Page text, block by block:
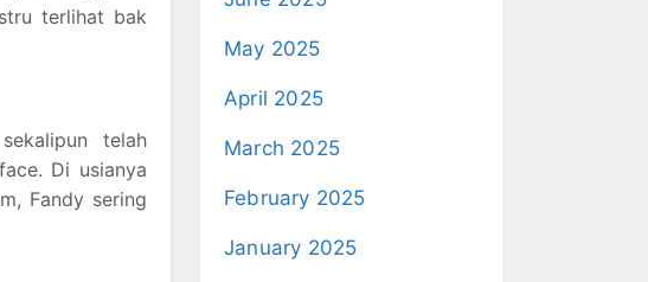
terlihat bak
telah
Di usianya
Fandy sering
May 2025
April 2025
March 2025
February 2025
January 2025